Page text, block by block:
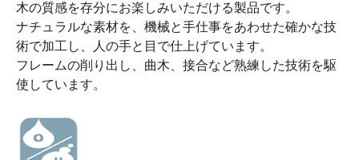
木の質感を存分にお楽しみいただける製品です。
ナチュラルな素材を、機械と手仕事をあわせた確かな技
術で加工し、人の手と目で仕上げています。
フレームの削り出し、曲木、接合など熟練した技術を駆
使しています。